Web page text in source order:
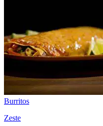
Burritos
Zeste